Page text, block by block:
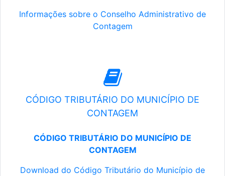
Informações sobre o Conselho Administrativo de
Contagem
CÓDIGO TRIBUTÁRIO DO MUNICÍPIO DE
CONTAGEM
CÓDIGO TRIBUTÁRIO DO MUNICÍPIO DE
CONTAGEM
Download do Código Tributário do Município de